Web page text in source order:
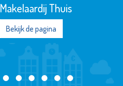
Makelaardij Thuis
Bekijk de pagina